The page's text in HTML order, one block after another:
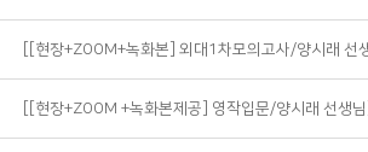
[[현장+ZOOM+녹화본] 외대1차모의고사/양시래 선
[[현장+ZOOM +녹화본제공] 영작입문/양시래 선생